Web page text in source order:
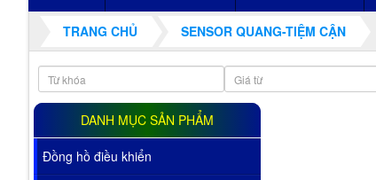
TRANG CHỦ SENSOR QUANG-TIỆM CẬN
DANH MỤC SẢN PHẨM
Đồng hồ điều khiển